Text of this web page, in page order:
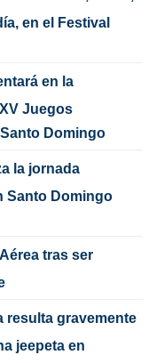
en el Festival
en la
Juegos
Domingo
la jornada
Santo Domingo
tras ser
resulta gravemente
jeepeta en